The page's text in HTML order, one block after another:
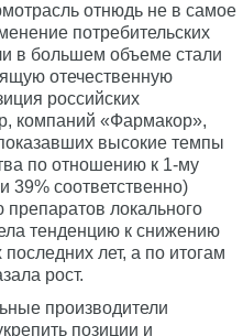
отнюдь не в самое
потребительских
в большем объеме стали
отечественную
россий­ских
компаний «Фармакор»,
высокие темпы
по отношению к 1-му
39% соответственно)
препаратов локального
тенденцию к снижению
лет, а по итогам
рост.
производители
позиции и